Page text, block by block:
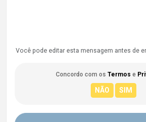
Você pode editar esta mensagem antes de
Concordo com os Termos e